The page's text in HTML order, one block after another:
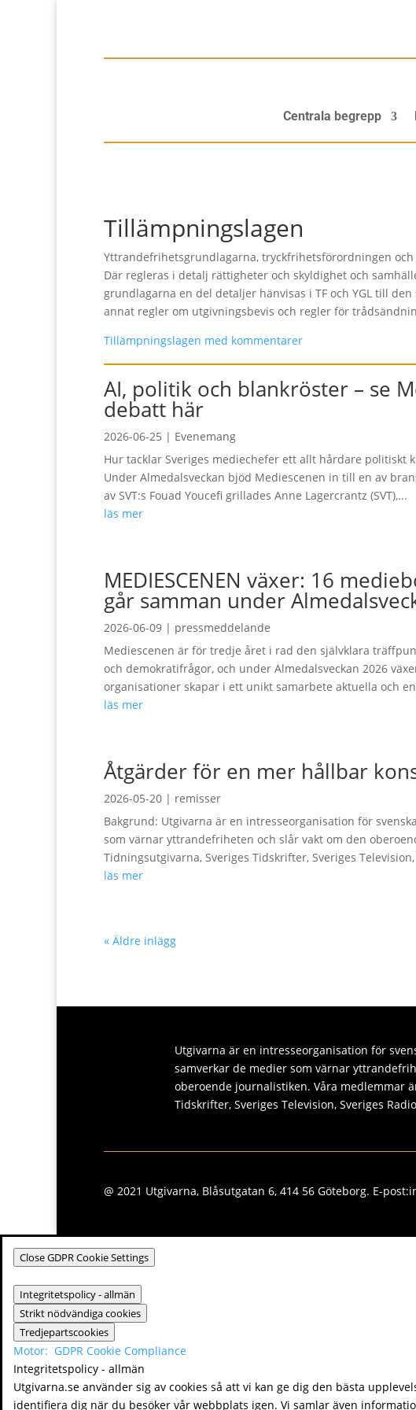
Centrala begrepp
Tillämpningslagen
Yttrandefrihetsgrundlagarna, tryckfrihetsförordningen
Där regleras i detalj rättigheter och skyldighet och
grundlagarna en del detaljer hänvisas i TF och YGL till
annat regler om utgivningsbevis och regler för
Tillämpningslagen med kommentarer
AI, politik och blankröster – se
debatt här
2026-06-25 | Evenemang
Hur tacklar Sveriges mediechefer ett allt hårdare politiskt
Under Almedalsveckan bjöd Mediescenen in till en av
av SVT:s Fouad Youcefi grillades Anne Lagercrantz (SVT),...
läs mer
MEDIESCENEN växer: 16
går samman under
2026-06-09 | pressmeddelande
Mediescenen är för tredje året i rad den självklara
och demokratifrågor, och under Almedalsveckan 2026
organisationer skapar i ett unikt samarbete aktuella och
läs mer
Åtgärder för en mer hållbar
2026-05-20 | remisser
Bakgrund: Utgivarna är en intresseorganisation för
som värnar yttrandefriheten och slår vakt om den
Tidningsutgivarna, Sveriges Tidskrifter, Sveriges Television,
läs mer
« Äldre inlägg
Utgivarna är en intresseorganisation för
samverkar de medier som värnar
oberoende journalistiken. Våra medlemmar
Tidskrifter, Sveriges Television, Sveriges
@ 2021 Utgivarna, Blåsutgatan 6, 414 56 Göteborg. E-
Close GDPR Cookie Settings
Integritetspolicy - allmän
Strikt nödvändiga cookies
Tredjepartscookies
Motor: GDPR Cookie Compliance
Integritetspolicy - allmän
Utgivarna.se använder sig av cookies så att vi kan ge dig den bästa
identifiera dig när du besöker vår webbplats igen. Vi samlar även